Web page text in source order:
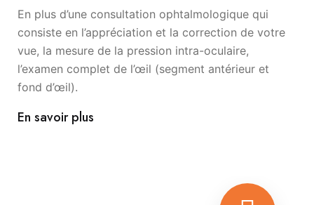
En plus d’une consultation ophtalmologique qui
consiste en l’appréciation et la correction de votre
vue, la mesure de la pression intra-oculaire,
l’examen complet de l’œil (segment antérieur et
fond d’œil).
En savoir plus